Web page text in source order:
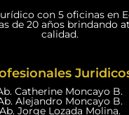
con 5 oficinas en
de 20 años brindando
calidad.
Catherine Moncayo B.
Alejandro Moncayo B.
Ab. Jorge Lozada Molina.